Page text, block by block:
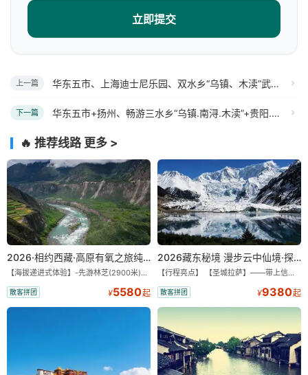
立即提交
上一篇 华东五市、上海迪士尼乐园、双水乡“乌镇、木渎”武夷山、鼓浪屿、五缘湾、厦门、双飞11日游
下一篇 华东五市+扬州、畅游三水乡“乌镇.南浔.木渎”+贵阳.黄果树.千户苗寨.天河潭.青岩古镇 单飞双卧12日游
🔥 推荐线路 更多 >
2026·相约西藏·高原有氧之旅纯玩9/11日游
【海拔递进式体验】-先游林芝(2900米)再访拉萨(3650米)，亲测 99%游客零高反 。 【贴心保障】-全程配备便携式制氧机，高反根本不是事儿 ！ 【无人机航拍】-雪山/圣湖/峡谷/古寺民俗深度串联，「随车航拍」大片呈现 。 【特色美食】-石锅鸡热腾腾的烟火气，当地特色烤羊宴，欢快的篝火歌舞 。 【沉浸式体验】-赠送藏装旅拍，夜游布达拉宫，让旅程成为有温度的记忆 。 【绝美风光】-醉美318穿越云端，林芝秘境藏地江南，羊卓雍措上帝打翻的调色盘 。
散客拼团 ¥5580起
2026藏东秘境 漫步云中仙境·探秘世外桃源·纯玩11/13日
【行程亮点】 【圣城拉萨】——带上信心与信仰去西藏，行吟拉萨，感受这座城与生俱来的与众不同！ 【布达拉宫】——集宫殿城堡寺院于一体的宏伟建筑，是西藏最完整的古代宫堡建筑群！ 【巴松措】——西藏首个自然风景类国家5A级旅游风景区 【鲁朗小镇】——藏语龙王谷，神仙居住的地方 【米堆冰川】——中国三大海洋冰川之一 【然乌湖】——静谧然乌，它的静和蓝远近闻名！ 【莲花秘境墨脱】——隐藏的莲花、云里雾里，雪山之下，被称为“中国最后一个世外桃源”。 【雅鲁藏布大峡谷】——世界最深最长的河流峡谷，地球上“最后的秘境”，“最美的伤痕”！ 【索松村】——索松村位于西藏林芝地区，是一个被誉为“藏地最美村庄”的地方！ 【南迦巴瓦峰】——南迦巴瓦峰用“长矛直刺苍穹”形容它，尤其它的日落金山，气吞山河 【特别赠送】——藏装写真、哈达礼遇、缓解高反 便携式氧气1瓶/人
散客拼团 ¥9380起